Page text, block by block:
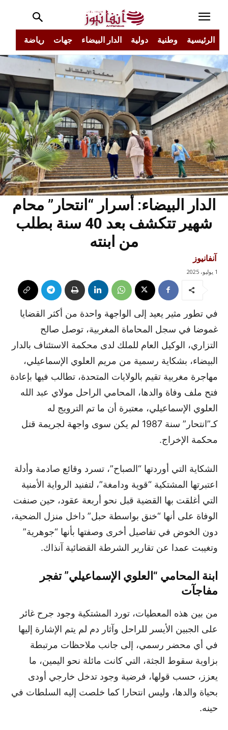
الرئيسية وطنية دولية الدار البيضاء جهات رياضة
الدار البيضاء: أسرار “انتحار” محام
شهير تتكشف بعد 40 سنة بطلب
من ابنته
آنفانيوز
1 يوليو، 2025
في تطور مثير يعيد إلى الواجهة واحدة من أكثر القضايا
غموضا في سجل المحاماة المغربية، توصل صالح
التزاري، الوكيل العام للملك لدى محكمة الاستئناف بالدار
البيضاء، بشكاية رسمية من مريم العلوي الإسماعيلي،
مهاجرة مغربية تقيم بالولايات المتحدة، تطالب فيها بإعادة
فتح ملف وفاة والدها، المحامي الراحل مولاي عبد الله
العلوي الإسماعيلي، معتبرة أن ما تم الترويج له
كـ”انتحار” سنة 1987 لم يكن سوى واجهة لجريمة قتل
محكمة الإخراج.
الشكاية التي أوردتها “الصباح”، تسرد وقائع صادمة وأدلة
اعتبرتها المشتكية “قوية ودامغة”، لتفنيد الرواية الأمنية
التي أغلقت بها القضية قبل نحو أربعة عقود، حين صنفت
الوفاة على أنها “خنق بواسطة حبل” داخل منزل الضحية،
دون الخوض في تفاصيل أخرى وصفتها بأنها “جوهرية”
وتغيبت عمدا عن تقارير الشرطة القضائية آنذاك.
ابنة المحامي “العلوي الإسماعيلي” تفجر
مفاجآت
من بين هذه المعطيات، تورد المشتكية وجود جرح غائر
على الجبين الأيسر للراحل وآثار دم لم يتم الإشارة إليها
في أي محضر رسمي، إلى جانب ملاحظات مرتبطة
بزاوية سقوط الجثة، التي كانت مائلة نحو اليمين، ما
يعزز، حسب قولها، فرضية وجود تدخل خارجي أودى
بحياة والدها، وليس انتحارا كما خلصت إليه السلطات في
حينه.